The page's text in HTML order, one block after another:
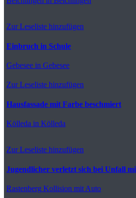
Zur Leseliste hinzufügen
Einbruch in Schule
Gebesee in Gebesee
Zur Leseliste hinzufügen
Hausfassade mit Farbe beschmiert
Kölleda in Kölleda
Zur Leseliste hinzufügen
Jugendlicher verletzt sich bei Unfall
Rastenberg Kollision mit Auto